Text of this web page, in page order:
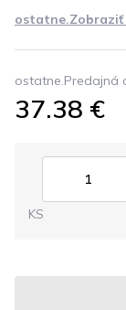
ostatne.Zobraziť
ostatne.Predajná
37.38 €
KS